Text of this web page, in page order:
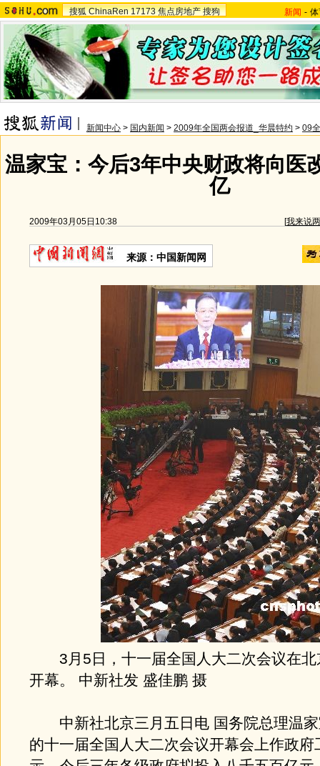
搜狐 ChinaRen 17173 焦点房地产 搜狗 新闻 -
新闻中心 > 国内新闻 > 2009年全国两会报道_华晨特约 > 09
温家宝：今后3年中央财政将向医
亿
2009年03月05日10:38 [我来说
来源：中国新闻网
3月5日，十一届全国人大二次会议在北
开幕。 中新社发 盛佳鹏 摄
中新社北京三月五日电 国务院总理温家
的十一届全国人大二次会议开幕会上作政府